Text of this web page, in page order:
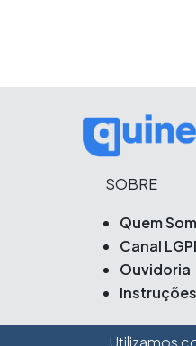
SOBRE
Quem
Canal
Ouvidoria
Utilizamos